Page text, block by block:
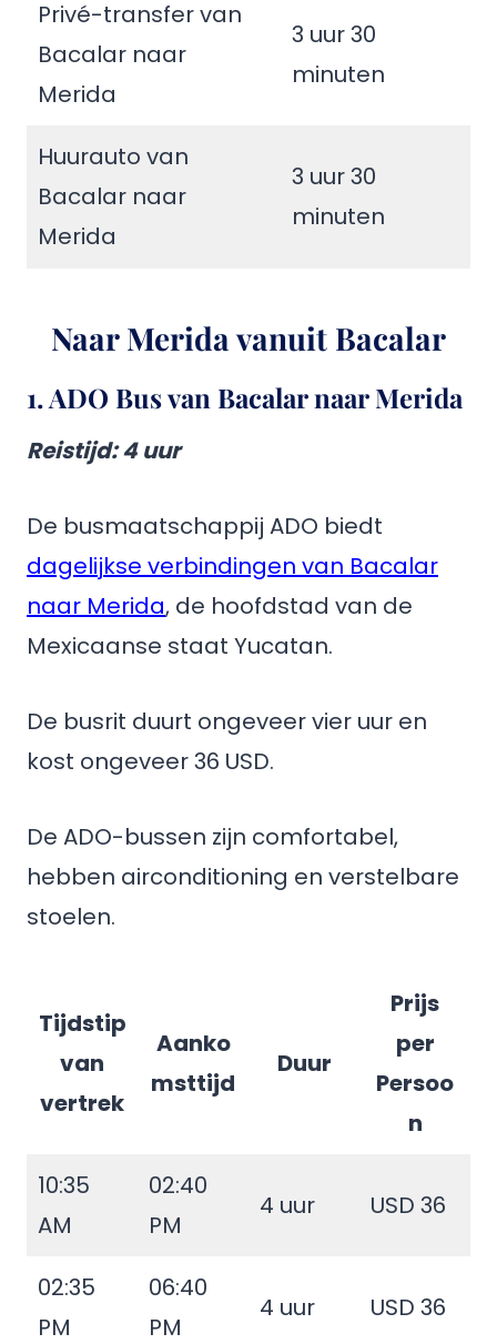
Privé-transfer van
Bacalar naar
Merida
3 uur 30
minuten
Huurauto van
Bacalar naar
Merida
3 uur 30
minuten
Naar Merida vanuit Bacalar
1.ADO Bus van Bacalar naar Merida
Reistijd: 4 uur
De busmaatschappij ADO biedt
dagelijkse verbindingen van Bacalar
naar Merida, de hoofdstad van de
Mexicaanse staat Yucatan.
De busrit duurt ongeveer vier uur en
kost ongeveer 36 USD.
De ADO-bussen zijn comfortabel,
hebben airconditioning en verstelbare
stoelen.
Tijdstip
van
vertrek
Aanko
msttijd
Duur
Prijs
per
Persoo
n
10:35
AM
02:40
PM
4 uur USD 36
02:35
PM
06:40
PM
4 uur USD 36